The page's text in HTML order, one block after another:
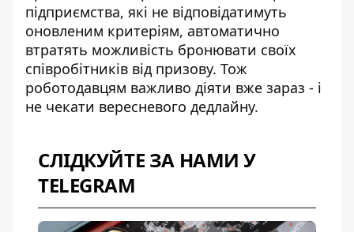
підприємства, які не відповідатимуть
оновленим критеріям, автоматично
втратять можливість бронювати своїх
співробітників від призову. Тож
роботодавцям важливо діяти вже зараз - і
не чекати вересневого дедлайну.
СЛІДКУЙТЕ ЗА НАМИ У
TELEGRAM